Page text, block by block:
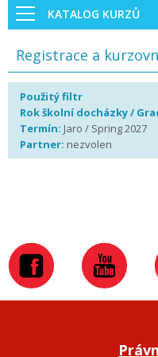
KATALOG KURZŮ
Registrace a
Použitý filtr
Rok školní docházky /
Termín: Jaro / Spring 2027
Partner: nezvolen